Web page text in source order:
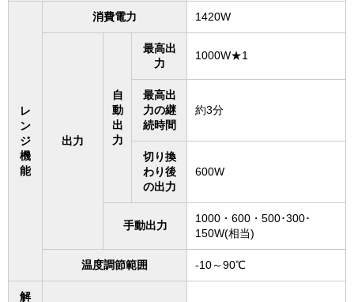
レ
ン
ジ
機
能
消費電力 1420W
出力
自
動
出
力
最高出
力
1000W★1
最高出
力の継
続時間
約3分
切り換
わり後
の出力
600W
手動出力
1000・600・500･300･
150W(相当)
温度調節範囲 -10～90℃
解